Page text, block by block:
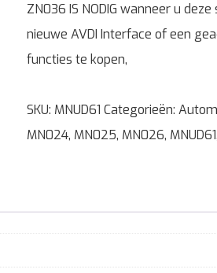
ZN036 IS NODIG wanneer u
nieuwe AVDI Interface of een
functies te kopen,
SKU: MNUD61 Categorieën:
MN024, MN025, MN026, MNUD61,